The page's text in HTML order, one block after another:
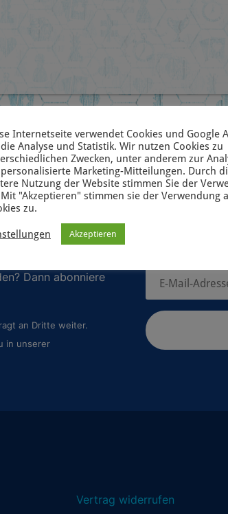
Spiele-Projekte
Dann abonniere
an Dritte weiter.
in unserer
Vertrag widerrufen
Internetseite verwendet Cookies und Google
Analyse und Statistik. Wir nutzen Cookies zu
Zwecken, unter anderem zur
Marketing-Mitteilungen. Durch
Nutzung der Website stimmen Sie der
"Akzeptieren" stimmen sie der Verwendung
zu.
Akzeptieren